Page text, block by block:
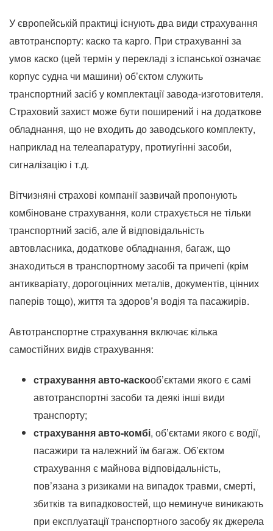
У європейській практиці існують два види страхування
автотранспорту: каско та карго. При страхуванні за
умов каско (цей термін у перекладі з іспанської означає
корпус судна чи машини) об’єктом служить
транспортний засіб у комплектації завода-изготовителя.
Страховий захист може бути поширений і на додаткове
обладнання, що не входить до заводського комплекту,
наприклад на телеапаратуру, протиугінні засоби,
сигналізацію і т.д.
Вітчизняні страхові компанії зазвичай пропонують
комбіноване страхування, коли страхується не тільки
транспортний засіб, але й відповідальність
автовласника, додаткове обладнання, багаж, що
знаходиться в транспортному засобі та причепі (крім
антикваріату, дорогоцінних металів, документів, цінних
паперів тощо), життя та здоров’я водія та пасажирів.
Автотранспортне страхування включає кілька
самостійних видів страхування:
страхування авто-каскооб’єктами якого є самі
автотранспортні засоби та деякі інші види
транспорту;
страхування авто-комбі, об’єктами якого є водії,
пасажири та належний їм багаж. Об’єктом
страхування є майнова відповідальність,
пов’язана з ризиками на випадок травми, смерті,
збитків та випадковостей, що неминуче виникають
при експлуатації транспортного засобу як джерела